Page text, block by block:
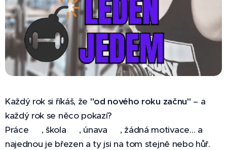
Každý rok si říkáš, že "od nového roku začnu" – a
každý rok se něco pokazí?
Práce 🧑‍💻, škola 📚, únava 😴, žádná motivace… a
najednou je březen a ty jsi na tom stejně nebo hůř.